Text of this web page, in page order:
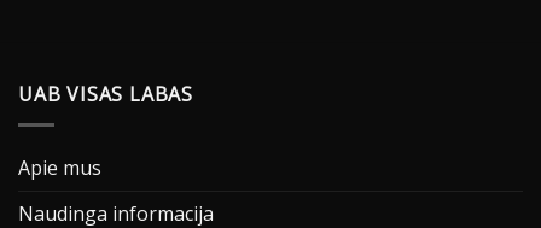
UAB VISAS LABAS
Apie mus
Naudinga informacija